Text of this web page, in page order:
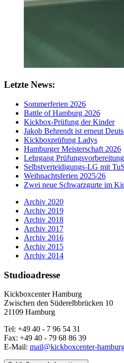
Letzte News:
Sommerferien 2026
Battle of Hamburg 2026
Kickbox-Prüfung der Kinder
Jakob Behrendt ist erneut
Kickboxprüfung Ladys
Hamburger Meisterschaft 2026
Lehrgang
Selbstverteidigungs-LG mit
Weihnachtsferien 2025/26
Zwei neue Schwarzgurte im
Archiv 2020
Archiv 2019
Archiv 2018
Archiv 2017
Archiv 2016
Archiv 2015
Archiv 2014
Studioadresse
Kickboxcenter Hamburg
Zwischen den Süderelbbrücken 10
21109 Hamburg
Tel: +49 40 - 7 96 54 31
Fax: +49 40 - 79 68 86 39
E-Mail: mail@kickboxcenter-